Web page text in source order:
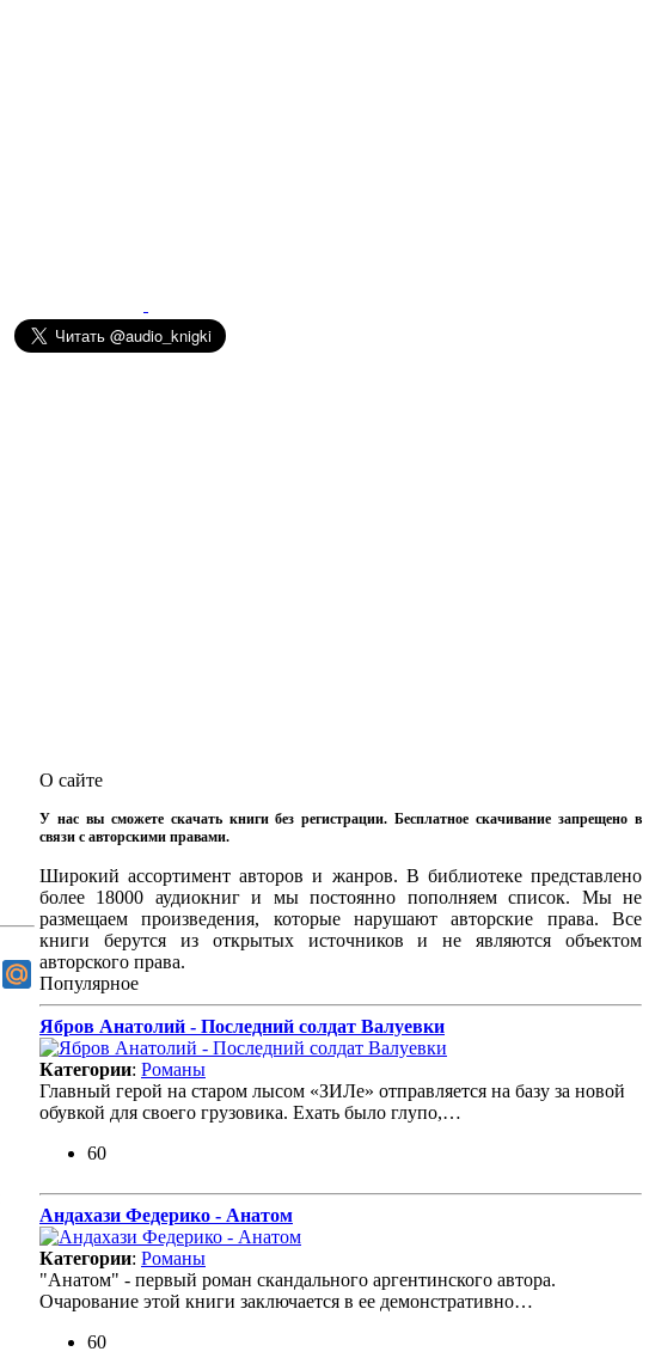
О сайте
У нас вы сможете скачать книги без регистрации. Бесплатное скачивание запрещено в
связи с авторскими правами.
Широкий ассортимент авторов и жанров. В библиотеке представлено
более 18000 аудиокниг и мы постоянно пополняем список. Мы не
размещаем произведения, которые нарушают авторские права. Все
книги берутся из открытых источников и не являются объектом
авторского права.
Популярное
Ябров Анатолий - Последний солдат Валуевки
Категории: Романы
Главный герой на старом лысом «ЗИЛе» отправляется на базу за новой
обувкой для своего грузовика. Ехать было глупо,…
60
Андахази Федерико - Анатом
Категории: Романы
"Анатом" - первый роман скандального аргентинского автора.
Очарование этой книги заключается в ее демонстративно…
60